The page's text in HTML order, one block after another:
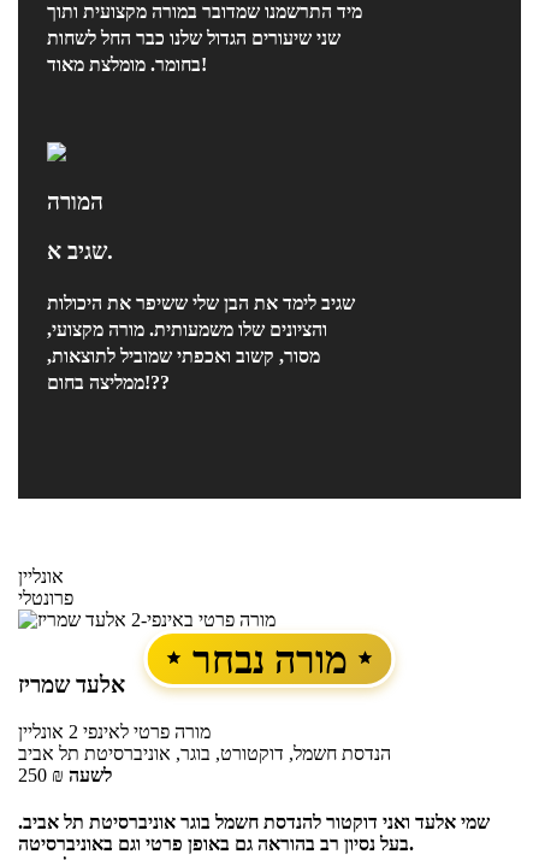
מיד התרשמנו שמדובר במורה מקצועית ותוך
שני שיעורים הגדול שלנו כבר החל לשחות
בחומר. מומלצת מאוד!
המורה
שגיב א.
שגיב לימד את הבן שלי ששיפר את היכולות
והציונים שלו משמעותית. מורה מקצועי,
מסור, קשוב ואכפתי שמוביל לתוצאות,
ממליצה בחום!??
אונליין
פרונטלי
מורה נבחר
אלעד שמריז
מורה פרטי לאינפי 2
אונליין
הנדסת חשמל, דוקטורט, בוגר, אוניברסיטת תל אביב
250 ₪ לשעה
שמי אלעד ואני דוקטור להנדסת חשמל בוגר אוניברסיטת תל אביב.
בעל נסיון רב בהוראה גם באופן פרטי וגם באוניברסיטה.